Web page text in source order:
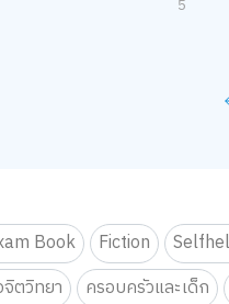
Book Fiction
ตวิทยา ครอบครัวและเด็ก